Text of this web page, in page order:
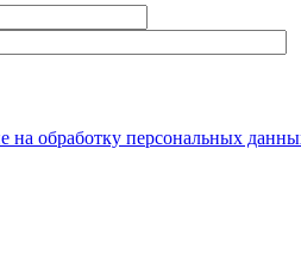
на обработку персональных